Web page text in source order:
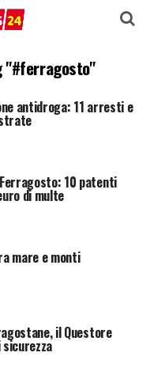
"#ferragosto"
antidroga: 11 arresti e
10 patenti
di multe
mare e monti
il Questore